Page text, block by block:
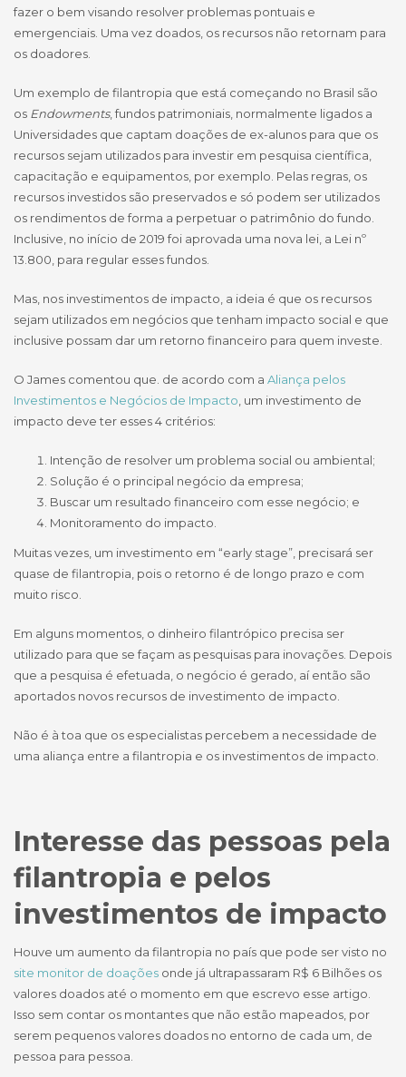
fazer o bem visando resolver problemas pontuais e
emergenciais. Uma vez doados, os recursos não retornam para
os doadores.
Um exemplo de filantropia que está começando no Brasil são
os Endowments, fundos patrimoniais, normalmente ligados a
Universidades que captam doações de ex-alunos para que os
recursos sejam utilizados para investir em pesquisa científica,
capacitação e equipamentos, por exemplo. Pelas regras, os
recursos investidos são preservados e só podem ser utilizados
os rendimentos de forma a perpetuar o patrimônio do fundo.
Inclusive, no início de 2019 foi aprovada uma nova lei, a Lei nº
13.800, para regular esses fundos.
Mas, nos investimentos de impacto, a ideia é que os recursos
sejam utilizados em negócios que tenham impacto social e que
inclusive possam dar um retorno financeiro para quem investe.
O James comentou que. de acordo com a Aliança pelos
Investimentos e Negócios de Impacto, um investimento de
impacto deve ter esses 4 critérios:
Intenção de resolver um problema social ou ambiental;
Solução é o principal negócio da empresa;
Buscar um resultado financeiro com esse negócio; e
Monitoramento do impacto.
Muitas vezes, um investimento em “early stage”, precisará ser
quase de filantropia, pois o retorno é de longo prazo e com
muito risco.
Em alguns momentos, o dinheiro filantrópico precisa ser
utilizado para que se façam as pesquisas para inovações. Depois
que a pesquisa é efetuada, o negócio é gerado, aí então são
aportados novos recursos de investimento de impacto.
Não é à toa que os especialistas percebem a necessidade de
uma aliança entre a filantropia e os investimentos de impacto.
Interesse das pessoas pela
filantropia e pelos
investimentos de impacto
Houve um aumento da filantropia no país que pode ser visto no
site monitor de doações onde já ultrapassaram R$ 6 Bilhões os
valores doados até o momento em que escrevo esse artigo.
Isso sem contar os montantes que não estão mapeados, por
serem pequenos valores doados no entorno de cada um, de
pessoa para pessoa.